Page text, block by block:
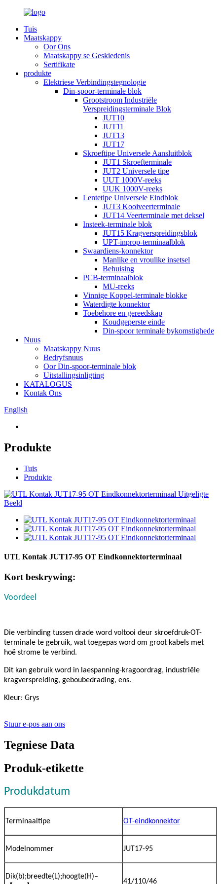
Tuis
Maatskappy
Oor Ons
Maatskappy se Geskiedenis
Sertifikate
produkte
Elektriese Verbindingstegnologie
Din-spoor-terminale blok
Grootstroom Industriële
Verspreidingsterminale Blok
JUT10
JUT11
JUT13
JUT17
Skroeftipe Universele Aansluitblok
JUT1 Skroefterminale
JUT2 Universele tipe
UUT 1000V-reeks
UUK 1000V-reeks
Lentetipe Universele Eindblok
JUT3 Kooiveerterminale
JUT14 Veerterminale met deksel
Insteek-terminale blok
JUT15 Kragverspreidingsblok
UPT-inprop-terminaalblok
Swaardiens-konnektor
Manlike en vroulike insetsel
Behuising
PCB-terminaalblok
MU-reeks
Vinnige Koppel-terminale blokke
Waterdigte konnektor
Toebehore en gereedskap
Koudgeperste einde
Din-spoor terminale bykomstighede
Nuus
Maatskappy Nuus
Bedryfsnuus
Oor Din-spoor-terminale blok
Uitstallingsinligting
KATALOGUS
Kontak Ons
English
Produkte
Tuis
Produkte
UTL Kontak JUT17-95 OT Eindkonnektorterminaal
Kort beskrywing:
Voordeel
Die verbinding tussen drade word voltooi deur skroefdruk-OT-
terminale te gebruik, wat toegepas word om groot kabels met
hoë strome te verbind.
Dit kan gebruik word in laespanning-kragoordrag, industriële
kragverspreiding, geboubedrading, ens.
Kleur: Grys
Stuur e-pos aan ons
Tegniese Data
Produk-etikette
Produkdatum
Terminaaltipe OT-eindkonnektor
Modelnommer JUT17-95
Dik(b);breedte(L);hoogte(H)–
41/110/46